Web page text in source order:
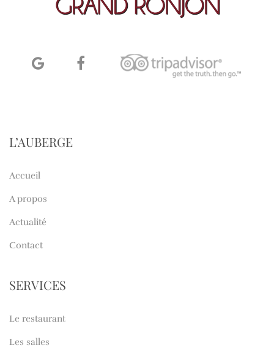
L’AUBERGE
Accueil
A propos
Actualité
Contact
SERVICES
Le restaurant
Les salles